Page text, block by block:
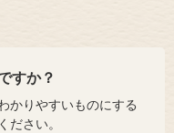
すか？
かりやすいものにする
ださい。